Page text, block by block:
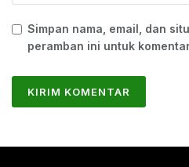
Simpan nama, email, dan
peramban ini untuk